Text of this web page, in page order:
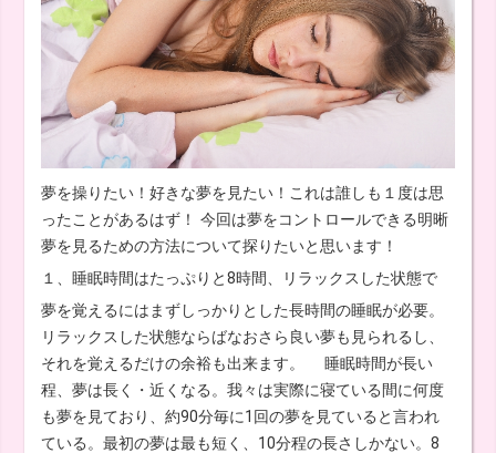
夢を操りたい！好きな夢を見たい！これは誰しも１度は思
ったことがあるはず！ 今回は夢をコントロールできる明晰
夢を見るための方法について探りたいと思います！
１、睡眠時間はたっぷりと8時間、リラックスした状態で
夢を覚えるにはまずしっかりとした長時間の睡眠が必要。
リラックスした状態ならばなおさら良い夢も見られるし、
それを覚えるだけの余裕も出来ます。 睡眠時間が長い
程、夢は長く・近くなる。我々は実際に寝ている間に何度
も夢を見ており、約90分毎に1回の夢を見ていると言われ
ている。最初の夢は最も短く、10分程の長さしかない。8